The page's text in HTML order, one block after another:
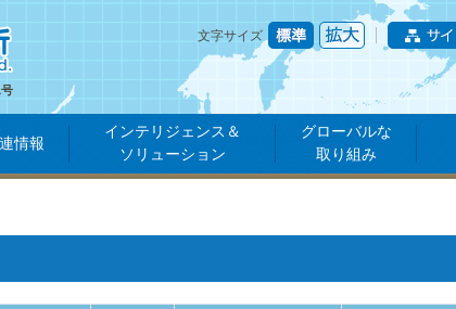
文字サイズ
情報
インテリジェンス＆
ソリューション
グローバルな
取り組み